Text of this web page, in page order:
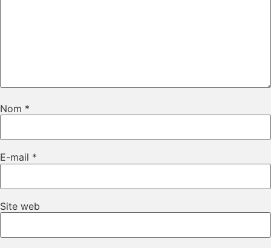
Nom *
E-mail *
Site web